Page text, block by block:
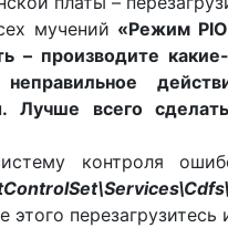
мучений «Режим PIO
– производите
Лучше всего
контроля
этого перезагрузитесь